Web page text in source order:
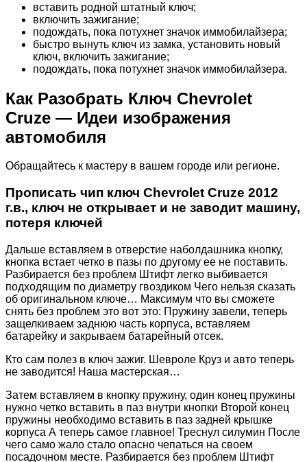
вставить родной штатный ключ;
включить зажигание;
подождать, пока потухнет значок иммобилайзера;
быстро вынуть ключ из замка, установить новый
ключ, включить зажигание;
подождать, пока потухнет значок иммобилайзера.
Как Разобрать Ключ Chevrolet
Cruze — Идеи изображения
автомобиля
Обращайтесь к мастеру в вашем городе или регионе.
Прописать чип ключ Chevrolet Cruze 2012
г.в., ключ не открывает и не заводит машину,
потеря ключей
Дальше вставляем в отверстие наболдашника кнопку,
кнопка встает четко в пазы по другому ее не поставить.
Разбирается без проблем Штифт легко выбивается
подходящим по диаметру гвоздиком Чего нельзя сказать
об оригинальном ключе… Максимум что вы сможете
снять без проблем это вот это: Пружину завели, теперь
защелкиваем заднюю часть корпуса, вставляем
батарейку и закрываем батарейный отсек.
Кто сам полез в ключ зажиг. Шевроле Круз и авто теперь
не заводится! Наша мастерская…
Затем вставляем в кнопку пружину, один конец пружины
нужно четко вставить в паз внутри кнопки Второй конец
пружины необходимо вставить в паз задней крышке
корпуса А теперь самое главное! Треснул силумин После
чего само жало стало опасно чепаться на своем
посадочном месте. Разбирается без проблем Штифт